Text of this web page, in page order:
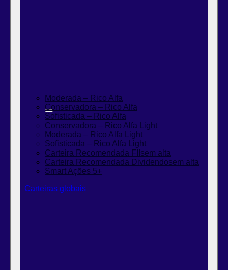
Moderada – Rico Alfa
Conservadora – Rico Alfa
Sofisticada – Rico Alfa
Conservadora – Rico Alfa Light
Moderada – Rico Alfa Light
Sofisticada – Rico Alfa Light
Carteira Recomendada FIIsem alta
Carteira Recomendada Dividendosem alta
Smart Ações 5+
Carteiras globais